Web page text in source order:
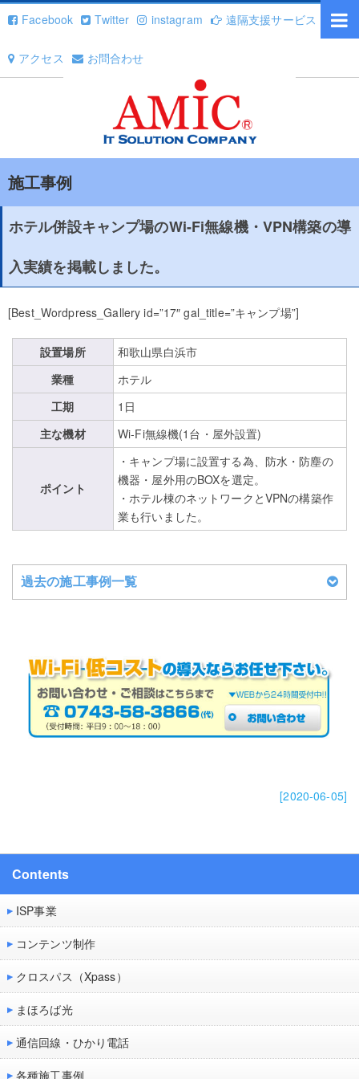
Facebook Twitter instagram 遠隔支援サービス
アクセス お問合わせ
施工事例
ホテル併設キャンプ場のWi-Fi無線機・VPN構築の導
入実績を掲載しました。
[Best_Wordpress_Gallery id=”17″ gal_title=”キャンプ場”]
設置場所
和歌山県白浜市
業種
ホテル
工期
1日
主な機材
Wi-Fi無線機(1台・屋外設置)
ポイント
・キャンプ場に設置する為、防水・防塵の
機器・屋外用のBOXを選定。
・ホテル棟のネットワークとVPNの構築作
業も行いました。
過去の施工事例一覧
[2020-06-05]
Contents
ISP事業
コンテンツ制作
クロスパス（Xpass）
まほろば光
通信回線・ひかり電話
各種施工事例